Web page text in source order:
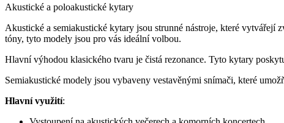
Akustické a poloakustické kytary
Akustické a semiakustické kytary jsou strunné nástroje, které vytvářejí
tóny, tyto modely jsou pro vás ideální volbou.
Hlavní výhodou klasického tvaru je čistá rezonance. Tyto kytary
Semiakustické modely jsou vybaveny vestavěnými snímači, které
Hlavní využití: